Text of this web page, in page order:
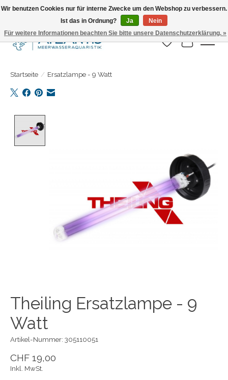
Täglicher Versand. Bestelle bis 15.00 Uhr
Wunschzettel
Ihr
Startseite / Ersatzlampe - 9 Watt
Theiling Ersatzlampe - 9
Watt
Artikel-Nummer: 305110051
CHF 19,00
Inkl. MwSt.
Wir benutzen Cookies nur für interne Zwecke um den Webshop zu verbessern.
Ist das in Ordnung?
Ja
Nein
Für weitere Informationen beachten Sie bitte unsere Datenschutzerklärung. »